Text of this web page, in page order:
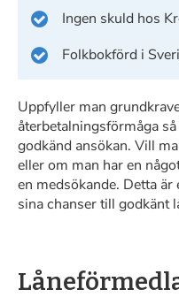
Ingen skuld hos
Folkbokförd i
Uppfyller man
återbetalningsförmåga
godkänd ansökan. Vill
eller om man har en
en medsökande. Detta
sina chanser till godkänt